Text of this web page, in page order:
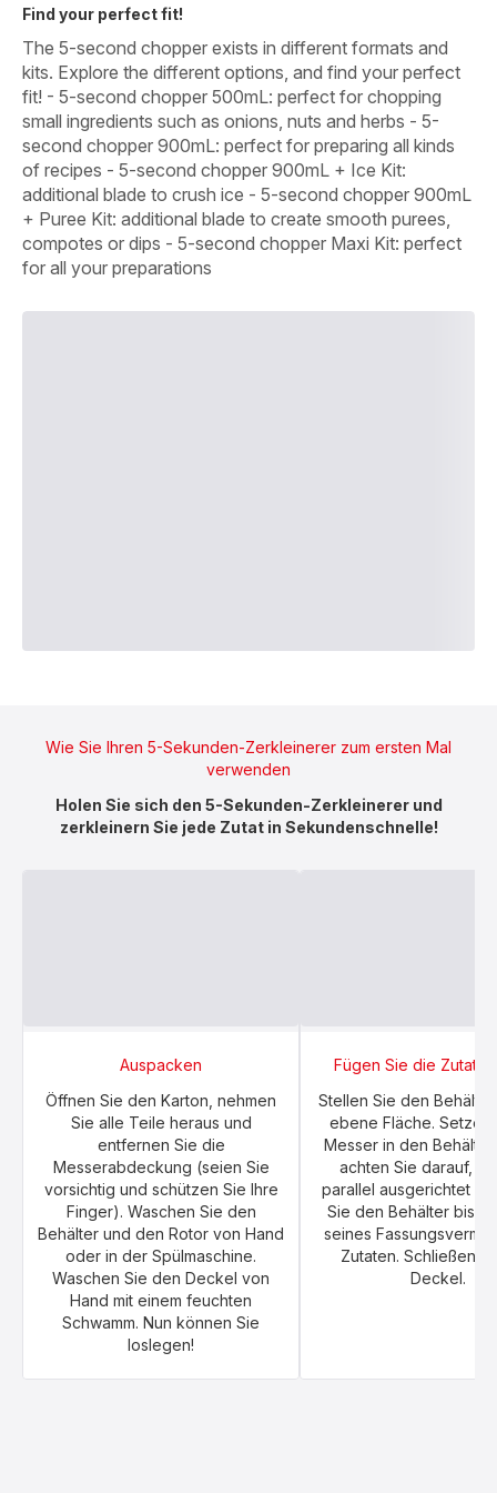
Find your perfect fit!
The 5-second chopper exists in different formats and
kits. Explore the different options, and find your perfect
fit! - 5-second chopper 500mL: perfect for chopping
small ingredients such as onions, nuts and herbs - 5-
second chopper 900mL: perfect for preparing all kinds
of recipes - 5-second chopper 900mL + Ice Kit:
additional blade to crush ice - 5-second chopper 900mL
+ Puree Kit: additional blade to create smooth purees,
compotes or dips - 5-second chopper Maxi Kit: perfect
for all your preparations
Wie Sie Ihren 5-Sekunden-Zerkleinerer zum ersten Mal
verwenden
Holen Sie sich den 5-Sekunden-Zerkleinerer und
zerkleinern Sie jede Zutat in Sekundenschnelle!
Auspacken
Öffnen Sie den Karton, nehmen
Sie alle Teile heraus und
entfernen Sie die
Messerabdeckung (seien Sie
vorsichtig und schützen Sie Ihre
Finger). Waschen Sie den
Behälter und den Rotor von Hand
oder in der Spülmaschine.
Waschen Sie den Deckel von
Hand mit einem feuchten
Schwamm. Nun können Sie
loslegen!
Fügen Sie die
Stellen Sie den
ebene Fläche. Setzen
Messer in den
achten Sie darauf,
parallel ausgerichtet
Sie den Behälter bis
seines
Zutaten. Schließen
Deckel.